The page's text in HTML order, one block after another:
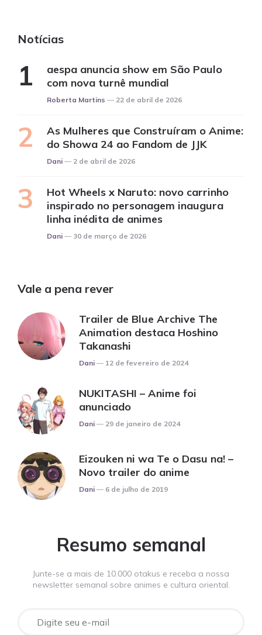
Notícias
aespa anuncia show em São Paulo
com nova turnê mundial
Posted
Roberta Martins 22 de abril de 2026
As Mulheres que Construíram o Anime:
do Showa 24 ao Fandom de JJK
Posted
Dani 2 de abril de 2026
Hot Wheels x Naruto: novo carrinho
inspirado no personagem inaugura
linha inédita de animes
Posted
Dani 30 de março de 2026
Vale a pena rever
Trailer de Blue Archive The
Animation destaca Hoshino
Takanashi
Posted
Dani 12 de fevereiro de 2024
NUKITASHI – Anime foi
anunciado
Posted
Dani 29 de janeiro de 2024
Eizouken ni wa Te o Dasu na! –
Novo trailer do anime
Posted
Dani 6 de julho de 2019
Resumo semanal
Junte-se a mais de 10.000 otakus e receba a nossa
newsletter semanal sobre animes e cultura oriental.